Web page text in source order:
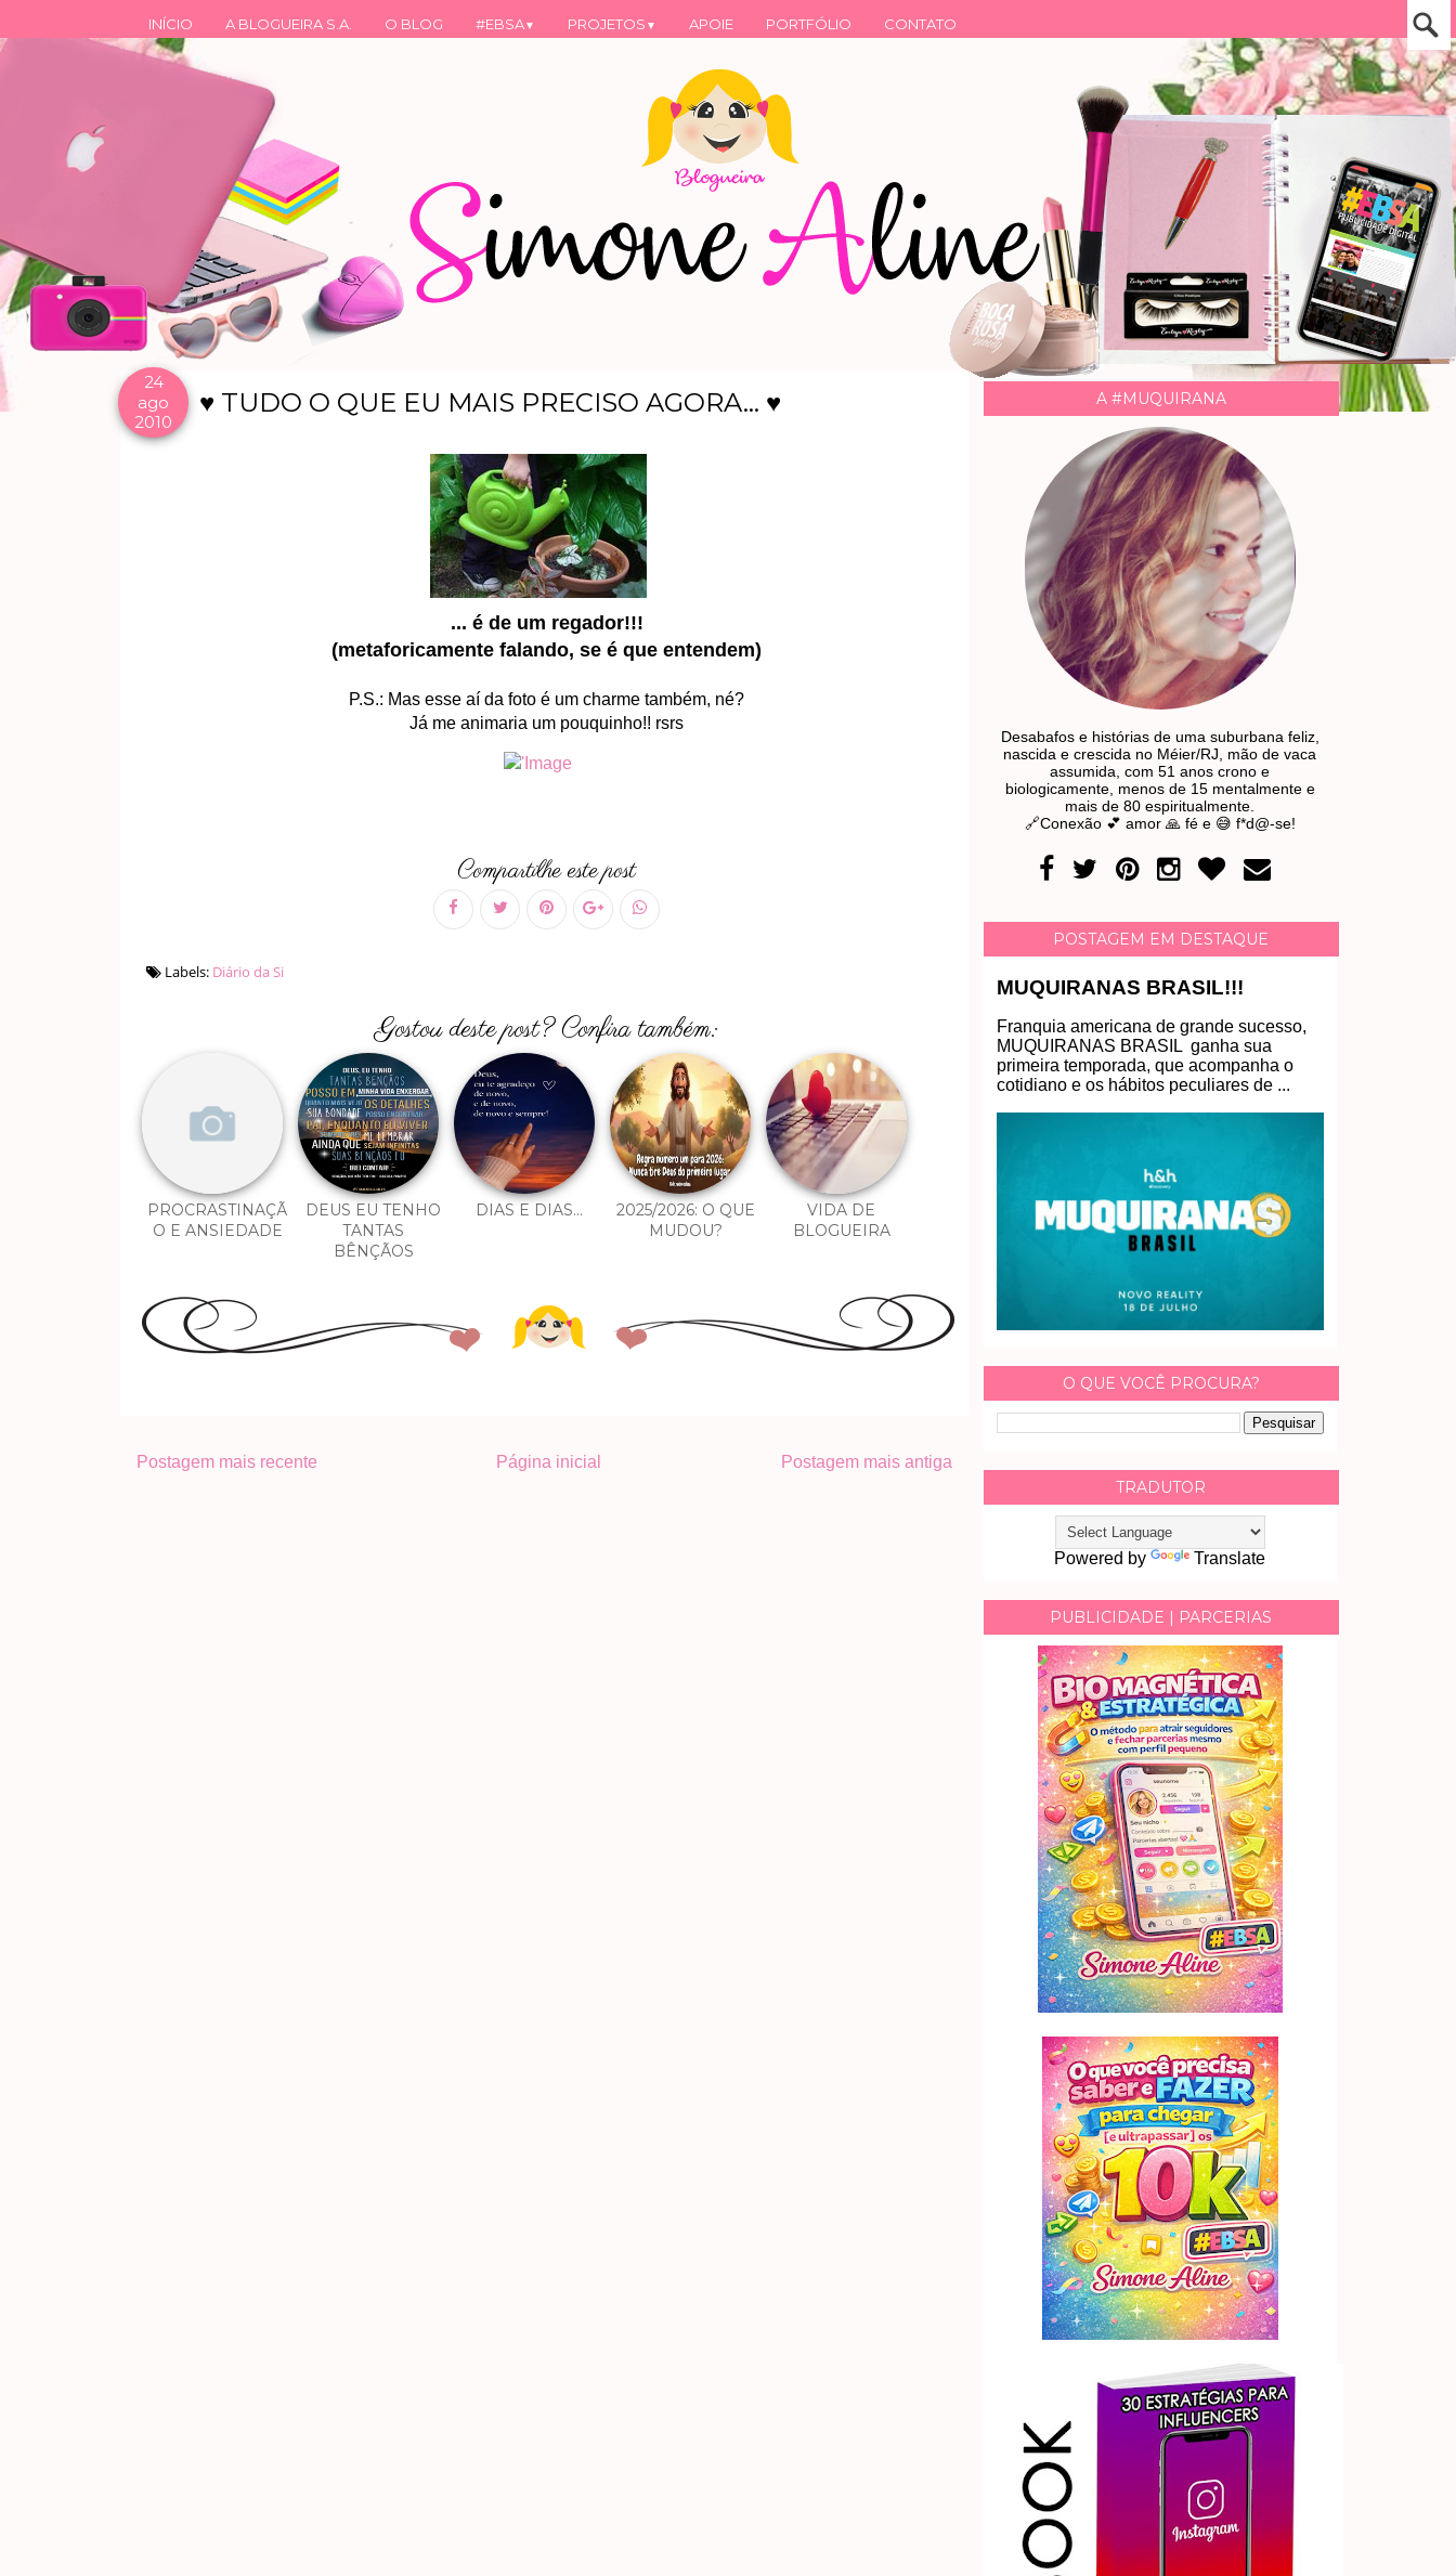
INÍCIO A BLOGUEIRA S.A. O BLOG #EBSA▼ PROJETOS ▼ APOIE PORTFÓLIO CONTATO
24
ago
2010
♥ TUDO O QUE EU MAIS PRECISO AGORA... ♥
... é de um regador!!!
(metaforicamente falando, se é que entendem)
P.S.: Mas esse aí da foto é um charme também, né?
Já me animaria um pouquinho!! rsrs
Compartilhe este post
Labels: Diário da Si
Gostou deste post? Confira também:
PROCRASTINAÇÃ
O E ANSIEDADE
DEUS EU TENHO
TANTAS
BÊNÇÃOS
DIAS E DIAS...
2025/2026: O QUE
MUDOU?
VIDA DE
BLOGUEIRA
Postagem mais recente Postagem mais antiga
Página inicial
A #MUQUIRANA
Desabafos e histórias de uma suburbana feliz,
nascida e crescida no Méier/RJ, mão de vaca
assumida, com 51 anos crono e
biologicamente, menos de 15 mentalmente e
mais de 80 espiritualmente.
🔗Conexão 💕 amor 🙏 fé e 😅 f*d@-se!
POSTAGEM EM DESTAQUE
MUQUIRANAS BRASIL!!!
Franquia americana de grande sucesso,
MUQUIRANAS BRASIL ganha sua
primeira temporada, que acompanha o
cotidiano e os hábitos peculiares de ...
O QUE VOCÊ PROCURA?
TRADUTOR
Powered by Translate
PUBLICIDADE | PARCERIAS